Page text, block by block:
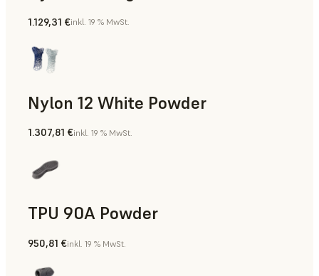
Fertigungshilfsmittel, Rapid Tooling, Teile für die
1.129,31 €inkl. 19 % MwSt.
Nylon 12 White Powder
Fertigungshilfsmittel, Teile für die Endverwendung, Rapid
1.307,81 €inkl. 19 % MwSt.
TPU 90A Powder
Teile für die Endverwendung, Rapid Prototyping
950,81 €inkl. 19 % MwSt.